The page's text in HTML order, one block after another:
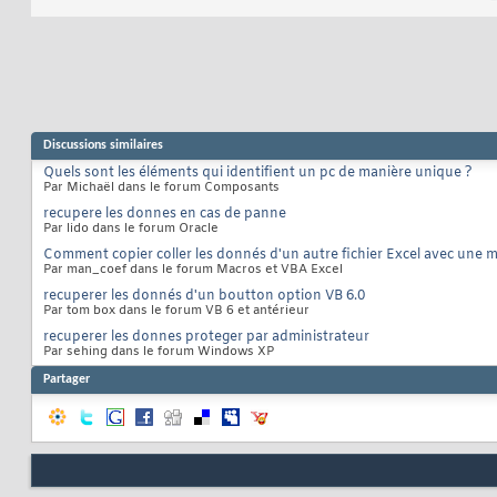
Discussions similaires
Quels sont les éléments qui identifient un pc de manière unique ?
Par Michaël dans le forum Composants
recupere les donnes en cas de panne
Par lido dans le forum Oracle
Comment copier coller les donnés d'un autre fichier Excel avec une
Par man_coef dans le forum Macros et VBA Excel
recuperer les donnés d'un boutton option VB 6.0
Par tom box dans le forum VB 6 et antérieur
recuperer les donnes proteger par administrateur
Par sehing dans le forum Windows XP
Partager